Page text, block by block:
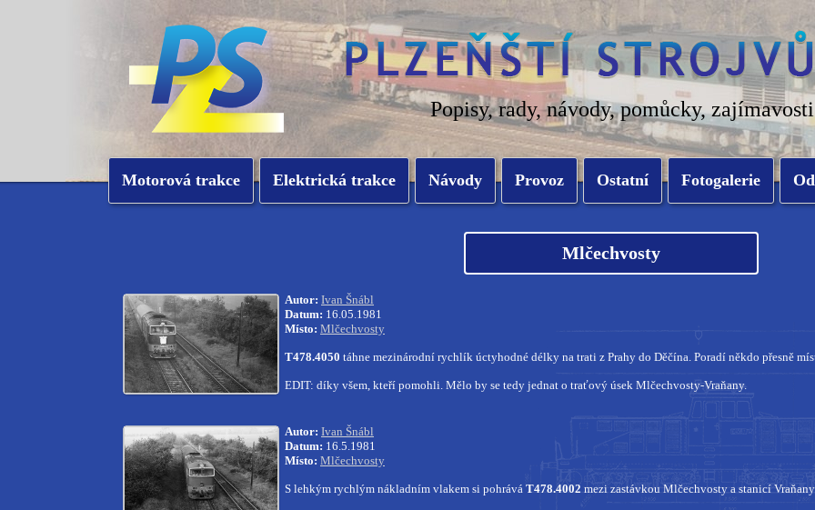
Popisy, rady, návody, pomůcky, zajímavosti
Motorová trakce Elektrická trakce Návody Provoz Ostatní Fotogalerie
Mlčechvosty
Autor: Ivan Šnábl
Datum: 16.05.1981
Místo: Mlčechvosty
T478.4050 táhne mezinárodní rychlík úctyhodné délky na trati z Prahy do Děčína. Poradí někdo přesně
EDIT: díky všem, kteří pomohli. Mělo by se tedy jednat o traťový úsek Mlčechvosty-Vraňany.
Autor: Ivan Šnábl
Datum: 16.5.1981
Místo: Mlčechvosty
S lehkým rychlým nákladním vlakem si pohrává T478.4002 mezi zastávkou Mlčechvosty a stanicí